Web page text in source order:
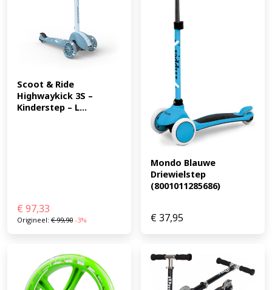
specificaties Max. belasting: 50 kg Wielen: 2 x 120 mm PU
voor / 80 mm PU achter Productgewicht: 2,6 kg Kleur:
Ash (EAN: 9120133009372)
Scoot & Ride
Highwaykick 3S –
Kinderstep – L...
€ 97,33
Origineel: €99,90 -3%
Mondo Blauwe
Driewielstep
(8001011285686)
€37,95